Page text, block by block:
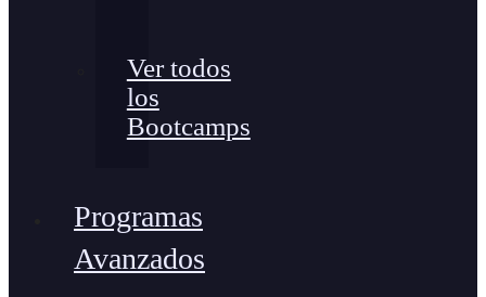
Ver todos
los
Bootcamps
Programas
Avanzados